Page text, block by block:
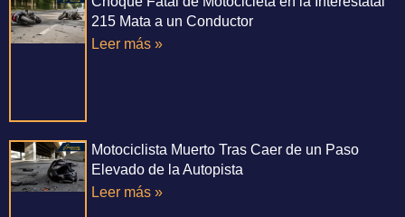
215 Mata a un Conductor
Leer más »
Motociclista Muerto Tras Caer de un Paso
Elevado de la Autopista
Leer más »